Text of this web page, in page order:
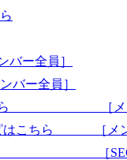
バー全員］
ー全員］
こちら ［メン
ピはこちら ［メ
ら ［SEO-